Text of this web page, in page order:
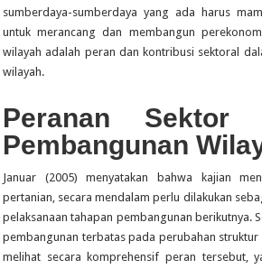
sumberdaya-sumberdaya yang ada harus
untuk merancang dan membangun
wilayah adalah peran dan kontribusi sektoral
wilayah.
Peranan Sektor
Pembangunan
Januar (2005) menyatakan bahwa kajian
pertanian, secara mendalam perlu dilakukan
pelaksanaan tahapan pembangunan berikutnya.
pembangunan terbatas pada perubahan
melihat secara komprehensif peran tersebut,